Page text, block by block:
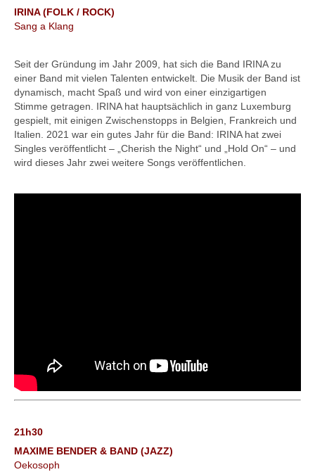
IRINA (FOLK / ROCK)
Sang a Klang
Seit der Gründung im Jahr 2009, hat sich die Band IRINA zu
einer Band mit vielen Talenten entwickelt. Die Musik der Band ist
dynamisch, macht Spaß und wird von einer einzigartigen
Stimme getragen. IRINA hat hauptsächlich in ganz Luxemburg
gespielt, mit einigen Zwischenstopps in Belgien, Frankreich und
Italien. 2021 war ein gutes Jahr für die Band: IRINA hat zwei
Singles veröffentlicht – „Cherish the Night“ und „Hold On“ – und
wird dieses Jahr zwei weitere Songs veröffentlichen.
21h30
MAXIME BENDER & BAND (JAZZ)
Oekosoph